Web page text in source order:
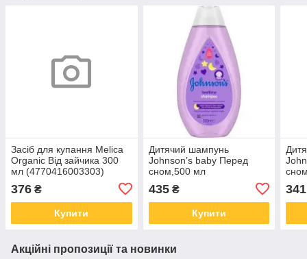
Засіб для купання Melica
Organic Від зайчика 300
мл (4770416003303)
376 ₴
Купити
Дитячий шампунь
Johnson’s baby Перед
сном,500 мл
435₴
Купити
341
Акційні пропозиції та новинки